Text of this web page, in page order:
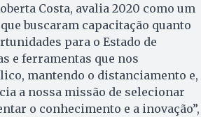
Costa, avalia 2020 como um
buscaram capacitação quanto
para o Estado de
e ferramentas que nos
mantendo o distanciamento e,
a nossa missão de selecionar
o conhecimento e a inovação”,